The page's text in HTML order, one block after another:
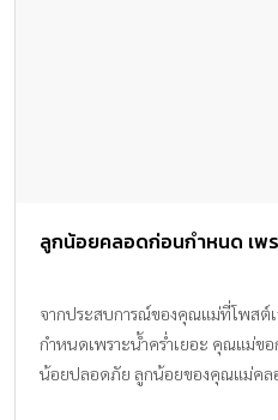
ลูกน้อยคลอดก่อนกำหนด เพร
จากประสบการณ์ของคุณแม่ที่โพสต์
กำหนดเพราะน้ำคร่ำเยอะ คุณแม่ข
น้อยปลอดภัย ลูกน้อยของคุณแม่คล